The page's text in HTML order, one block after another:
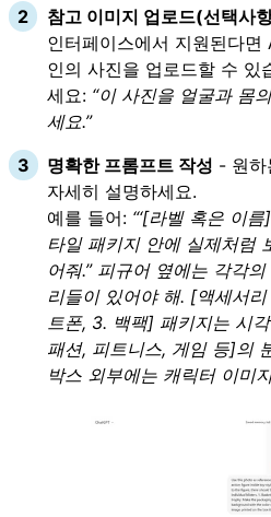
참고 이미지 업로드(선택사
인터페이스에서 지원된다
인의 사진을 업로드할 수 있
세요: “이 사진을 얼굴과 몸
세요.”
명확한 프롬프트 작성 - 원하
자세히 설명하세요.
예를 들어: “‘[라벨 혹은 이
타일 패키지 안에 실제처럼
어줘.” 피규어 옆에는 각각
리들이 있어야 해. [액세서
트폰, 3. 백팩] 패키지는 시
패션, 피트니스, 게임 등]의
박스 외부에는 캐릭터 이미